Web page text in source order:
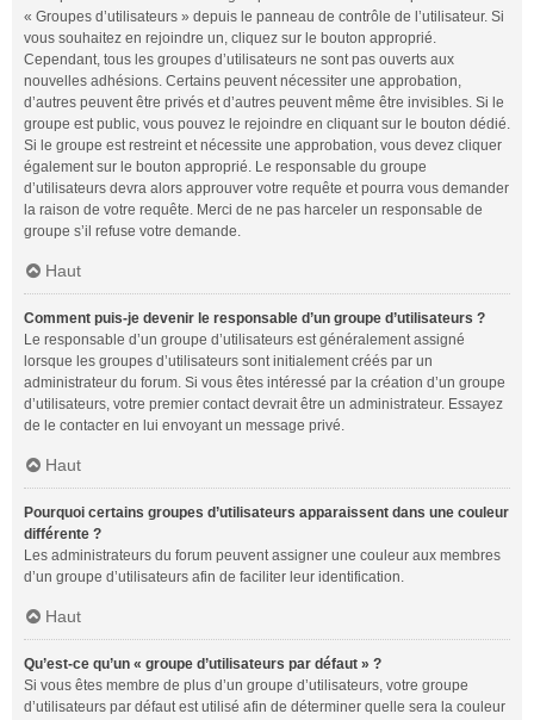
« Groupes d’utilisateurs » depuis le panneau de contrôle de l’utilisateur. Si
vous souhaitez en rejoindre un, cliquez sur le bouton approprié.
Cependant, tous les groupes d’utilisateurs ne sont pas ouverts aux
nouvelles adhésions. Certains peuvent nécessiter une approbation,
d’autres peuvent être privés et d’autres peuvent même être invisibles. Si le
groupe est public, vous pouvez le rejoindre en cliquant sur le bouton dédié.
Si le groupe est restreint et nécessite une approbation, vous devez cliquer
également sur le bouton approprié. Le responsable du groupe
d’utilisateurs devra alors approuver votre requête et pourra vous demander
la raison de votre requête. Merci de ne pas harceler un responsable de
groupe s’il refuse votre demande.
Haut
Comment puis-je devenir le responsable d’un groupe d’utilisateurs ?
Le responsable d’un groupe d’utilisateurs est généralement assigné
lorsque les groupes d’utilisateurs sont initialement créés par un
administrateur du forum. Si vous êtes intéressé par la création d’un groupe
d’utilisateurs, votre premier contact devrait être un administrateur. Essayez
de le contacter en lui envoyant un message privé.
Haut
Pourquoi certains groupes d’utilisateurs apparaissent dans une couleur
différente ?
Les administrateurs du forum peuvent assigner une couleur aux membres
d’un groupe d’utilisateurs afin de faciliter leur identification.
Haut
Qu’est-ce qu’un « groupe d’utilisateurs par défaut » ?
Si vous êtes membre de plus d’un groupe d’utilisateurs, votre groupe
d’utilisateurs par défaut est utilisé afin de déterminer quelle sera la couleur